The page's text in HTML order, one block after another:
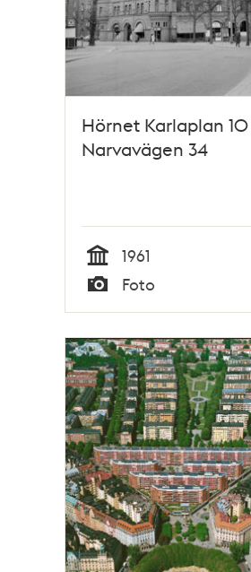
Hörnet Karlaplan
Narvavägen 34
Tid
1961
Typ
Foto